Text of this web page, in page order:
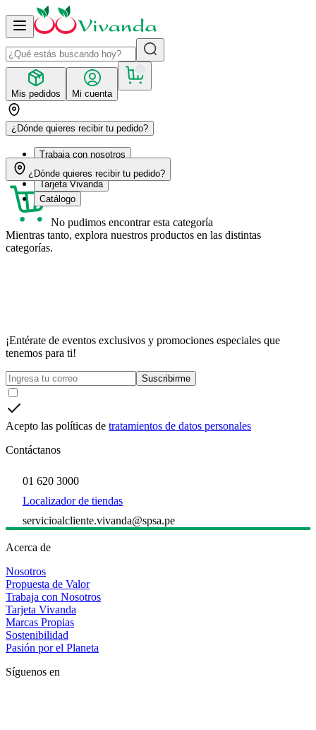
Mis pedidos Mi cuenta
¿Dónde quieres recibir tu pedido?
Trabaja con nosotros
Recetas
Tarjeta Vivanda
Catálogo
¿Dónde quieres recibir tu pedido?
No pudimos encontrar esta categoría
Mientras tanto, explora nuestros productos en las distintas
categorías.
¡Entérate de eventos exclusivos y promociones especiales que
tenemos para ti!
Suscribirme
Acepto las políticas de tratamientos de datos personales
Contáctanos
01 620 3000
Localizador de tiendas
servicioalcliente.vivanda@spsa.pe
Acerca de
Nosotros
Propuesta de Valor
Trabaja con Nosotros
Tarjeta Vivanda
Marcas Propias
Sostenibilidad
Pasión por el Planeta
Síguenos en